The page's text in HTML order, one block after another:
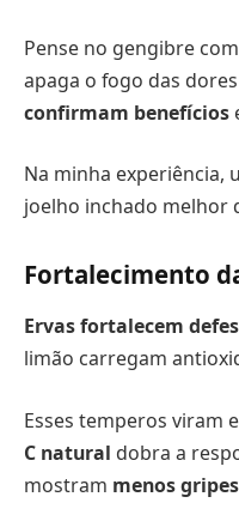
Pense no gengibre
apaga o fogo das
confirmam benefícios
Na minha experiência,
joelho inchado melhor
Fortalecimento
Ervas fortalecem
limão carregam
Esses temperos viram
C natural dobra a
mostram menos